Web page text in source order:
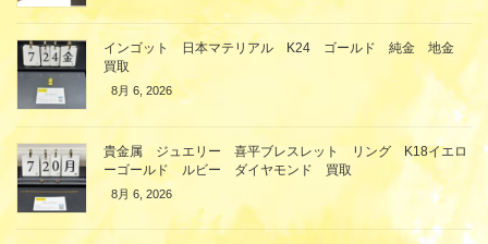
インゴット 日本マテリアル K24 ゴールド 純金 地金
買取
8月 6, 2026
貴金属 ジュエリー 喜平ブレスレット リング K18イエロ
ーゴールド ルビー ダイヤモンド 買取
8月 6, 2026